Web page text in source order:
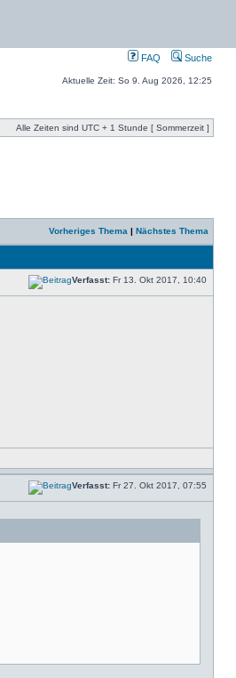
FAQ Suche
Aktuelle Zeit: So 9. Aug 2026, 12:25
Alle Zeiten sind UTC + 1 Stunde [ Sommerzeit ]
Vorheriges Thema | Nächstes Thema
Verfasst: Fr 13. Okt 2017, 10:40
Verfasst: Fr 27. Okt 2017, 07:55